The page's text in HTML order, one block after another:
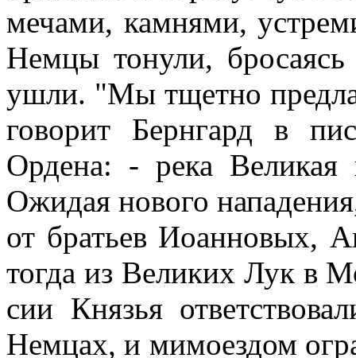
мечами, камнями,
Немцы тонули,
ушли. "Мы тщетно
говорит Бернгард в
Ордена: - река Великая
Ожидая нового
от братьев Иоанновых,
тогда из Великих Лук в
сии Князья
Немцах, и мимоездом